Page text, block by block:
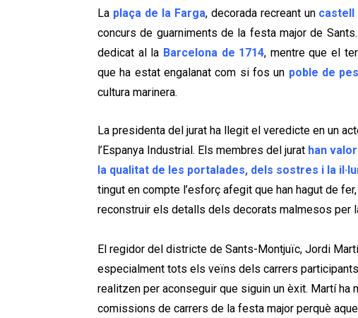
La plaça de la Farga, decorada recreant un castell
concurs de guarniments de la festa major de
dedicat al la Barcelona de 1714, mentre que el
que ha estat engalanat com si fos un poble de
cultura marinera.
La presidenta del jurat ha llegit el veredicte en un
l’Espanya Industrial. Els membres del jurat han
la qualitat de les portalades, dels sostres i la
tingut en compte l’esforç afegit que han hagut de
reconstruir els detalls dels decorats malmesos per
El regidor del districte de Sants-Montjuïc, Jordi
especialment tots els veïns dels carrers participants
realitzen per aconseguir que siguin un èxit. Martí
comissions de carrers de la festa major perquè